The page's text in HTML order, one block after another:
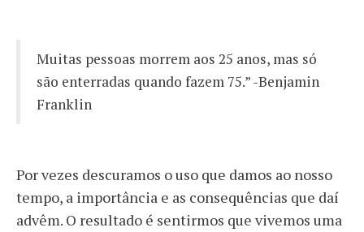
Muitas pessoas morrem aos 25 anos, mas só
são enterradas quando fazem 75.” -Benjamin
Franklin
Por vezes descuramos o uso que damos ao nosso
tempo, a importância e as consequências que daí
advêm. O resultado é sentirmos que vivemos uma